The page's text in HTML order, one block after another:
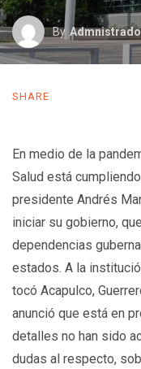
By
SHARE
En medio de la
Salud está
presidente Andrés
iniciar su gobierno,
dependencias
estados. A la
tocó Acapulco,
anunció que está en
detalles no han sido
dudas al respecto,